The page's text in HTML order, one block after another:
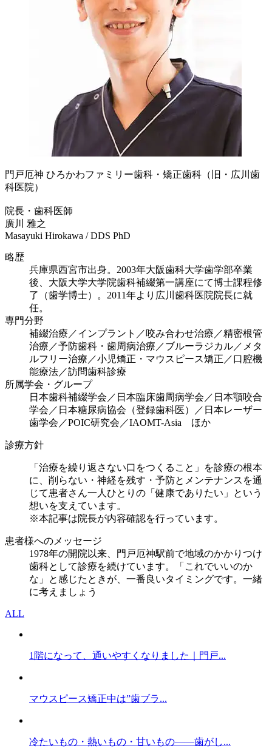
門戸厄神 ひろかわファミリー歯科・矯正歯科（旧・広川歯
科医院）
院長・歯科医師
廣川 雅之
Masayuki Hirokawa / DDS PhD
略歴
兵庫県西宮市出身。2003年大阪歯科大学歯学部卒業
後、大阪大学大学院歯科補綴第一講座にて博士課程修
了（歯学博士）。2011年より広川歯科医院院長に就
任。
専門分野
補綴治療／インプラント／咬み合わせ治療／精密根管
治療／予防歯科・歯周病治療／ブルーラジカル／メタ
ルフリー治療／小児矯正・マウスピース矯正／口腔機
能療法／訪問歯科診療
所属学会・グループ
日本歯科補綴学会／日本臨床歯周病学会／日本顎咬合
学会／日本糖尿病協会（登録歯科医）／日本レーザー
歯学会／POIC研究会／IAOMT-Asia ほか
診療方針
「治療を繰り返さない口をつくること」を診療の根本
に、削らない・神経を残す・予防とメンテナンスを通
じて患者さん一人ひとりの「健康でありたい」という
想いを支えています。
※本記事は院長が内容確認を行っています。
患者様へのメッセージ
1978年の開院以来、門戸厄神駅前で地域のかかりつけ
歯科として診療を続けています。「これでいいのか
な」と感じたときが、一番良いタイミングです。一緒
に考えましょう
ALL
1階になって、通いやすくなりました｜門戸...
マウスピース矯正中は”歯ブラ...
冷たいもの・熱いもの・甘いもの——歯がし...